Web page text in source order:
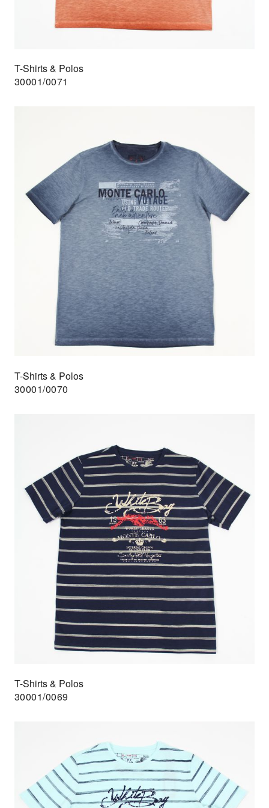
T-Shirts & Polos
30001/0071
T-Shirts & Polos
30001/0070
T-Shirts & Polos
30001/0069